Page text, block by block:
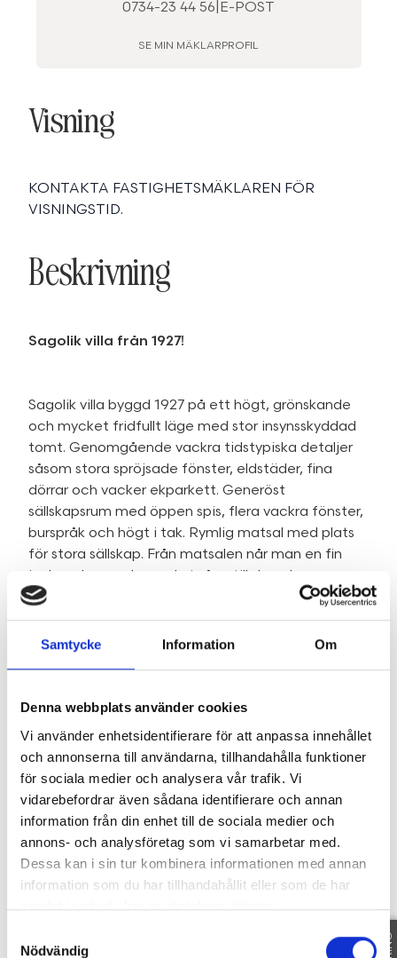
Samtycke Information Om
Denna webbplats använder cookies
Vi använder enhetsidentifierare för att anpassa innehållet
och annonserna till användarna, tillhandahålla funktioner
för sociala medier och analysera vår trafik. Vi
vidarebefordrar även sådana identifierare och annan
information från din enhet till de sociala medier och
annons- och analysföretag som vi samarbetar med.
Dessa kan i sin tur kombinera informationen med annan
information som du har tillhandahållit eller som de har
samlat in när du har använt deras tjänster.
Nödvändig
0734-23 44 56 E-POST
SE MIN MÄKLARPROFIL
Visning
KONTAKTA FASTIGHETSMÄKLAREN FÖR
VISNINGSTID.
Beskrivning
Sagolik villa från 1927!
Sagolik villa byggd 1927 på ett högt, grönskande
och mycket fridfullt läge med stor insynsskyddad
tomt. Genomgående vackra tidstypiska detaljer
såsom stora spröjsade fönster, eldstäder, fina
dörrar och vacker ekparkett. Generöst
sällskapsrum med öppen spis, flera vackra fönster,
burspråk och högt i tak. Rymlig matsal med plats
för stora sällskap. Från matsalen når man en fin
inglasad veranda med utgång till den plana
tomten. Klassiskt, platsbyggt kök i grå/beigeton
med vackra bänkskivor i gedigen Carraramarmor.
Övre plan med flera bra sovrum varav master
spaavdelning med bastu, praktisk tvättstuga och
allrum eller sovrum efter behov. På uppfarten finns
plats för flera bilar samt elbilsladdning finns. Ett
mycket vackert tidstypiskt hus på ett rofyllt läge i
Stocksund med närhet till såväl förskolor, skolor,